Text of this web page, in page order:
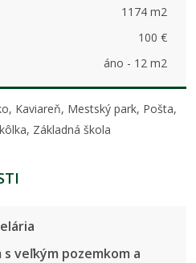
1174 m2
100 €
áno - 12 m2
Kaviareň, Mestský park, Pošta,
Základná škola
veľkým pozemkom a